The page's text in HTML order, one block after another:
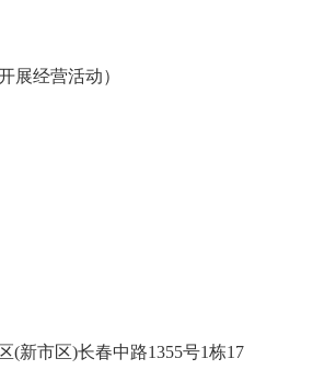
展经营活动）
(新市区)长春中路1355号1栋17